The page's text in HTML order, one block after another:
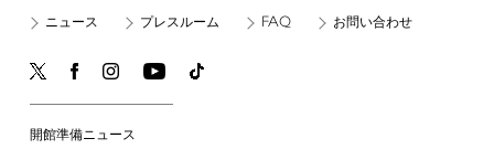
ニュース プレスルーム FAQ お問い合わせ
開館準備ニュース